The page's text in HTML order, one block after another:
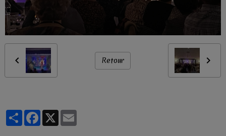
Retour
PartagerFacebook
X